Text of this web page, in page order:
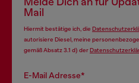
Mail
Hiermit bestätige ich, die
autorisiere Diesel, meine
gemäß Absatz 3.1 d) der
E-Mail Adresse*